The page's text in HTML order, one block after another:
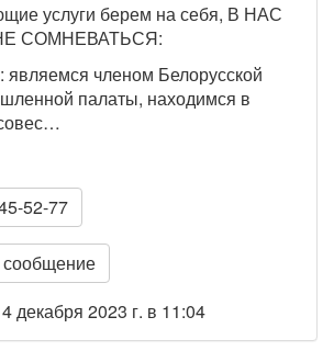
услуги берем на себя, В НАС
СОМНЕВАТЬСЯ:
членом Белорусской
палаты, находимся в
52-77
сообщение
декабря 2023 г. в 11:04